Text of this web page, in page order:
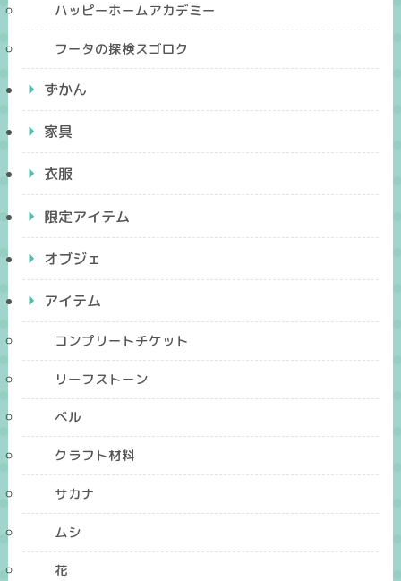
ハッピーホームアカデミー
フータの探検スゴロク
ずかん
家具
衣服
限定アイテム
オブジェ
アイテム
コンプリートチケット
リーフストーン
ベル
クラフト材料
サカナ
ムシ
花